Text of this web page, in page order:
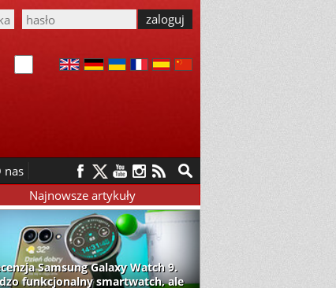
nas
Najnowsze artykuły
Samsung Galaxy Watch 9.
funkcjonalny smartwatch, ale